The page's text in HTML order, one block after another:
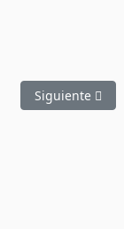
Artículo
Siguiente